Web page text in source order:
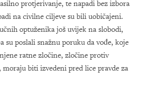
protjerivanje, te napadi bez izbora
na civilne ciljeve su bili uobičajeni.
optuženika još uvijek na slobodi,
su poslali snažnu poruku da vođe, koje
ratne zločine, zločine protiv
moraju biti izvedeni pred lice pravde za